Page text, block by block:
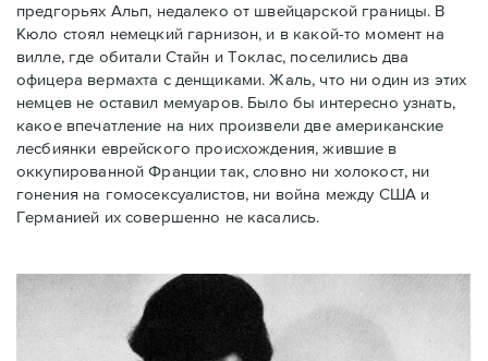
предгорьях Альп, недалеко от швейцарской границы. В
Кюло стоял немецкий гарнизон, и в какой-то момент на
вилле, где обитали Стайн и Токлас, поселились два
офицера вермахта с денщиками. Жаль, что ни один из этих
немцев не оставил мемуаров. Было бы интересно узнать,
какое впечатление на них произвели две американские
лесбиянки еврейского происхождения, жившие в
оккупированной Франции так, словно ни холокост, ни
гонения на гомосексуалистов, ни война между США и
Германией их совершенно не касались.